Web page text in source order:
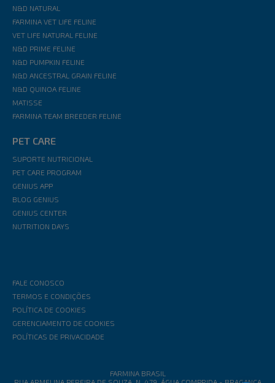
N&D NATURAL
FARMINA VET LIFE FELINE
VET LIFE NATURAL FELINE
N&D PRIME FELINE
N&D PUMPKIN FELINE
N&D ANCESTRAL GRAIN FELINE
N&D QUINOA FELINE
MATISSE
FARMINA TEAM BREEDER FELINE
PET CARE
SUPORTE NUTRICIONAL
PET CARE PROGRAM
GENIUS APP
BLOG GENIUS
GENIUS CENTER
NUTRITION DAYS
FALE CONOSCO
TERMOS E CONDIÇÕES
POLÍTICA DE COOKIES
GERENCIAMENTO DE COOKIES
POLÍTICAS DE PRIVACIDADE
FARMINA BRASIL